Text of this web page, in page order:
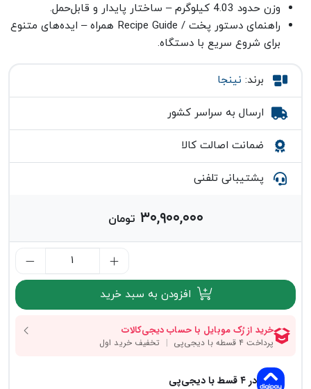
وزن حدود 4.03 کیلوگرم – ساختار پایدار و قابل‌حمل.
راهنمای دستور پخت / Recipe Guide همراه – ایده‌های متنوع
برای شروع سریع با دستگاه.
برند: نینجا
ارسال به سراسر کشور
ضمانت اصالت کالا
پشتیبانی تلفنی
۳۰,۹۰۰,۰۰۰ تومان
افزودن به سبد خرید
در ۴ قسط با دیجی‌پی